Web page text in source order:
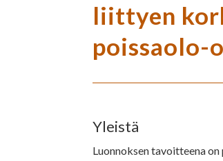
liittyen
poissaolo-
Yleistä
Luonnoksen tavoitteena